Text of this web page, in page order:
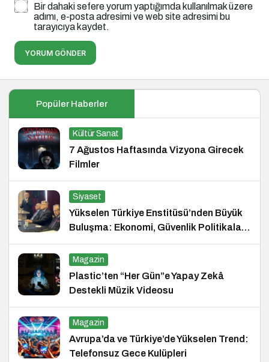
Bir dahaki sefere yorum yaptığımda kullanılmak üzere
adımı, e-posta adresimi ve web site adresimi bu
tarayıcıya kaydet.
YORUM GÖNDER
Popüler Haberler
Kültür Sanat
7 Ağustos Haftasında Vizyona Girecek
Filmler
Siyaset
Yükselen Türkiye Enstitüsü’nden Büyük
Buluşma: Ekonomi, Güvenlik Politikaları
ve Hukuk Konferansı
Magazin
Plastic’ten “Her Gün”e Yapay Zekâ
Destekli Müzik Videosu
Magazin
Avrupa’da ve Türkiye’de Yükselen Trend:
Telefonsuz Gece Kulüpleri